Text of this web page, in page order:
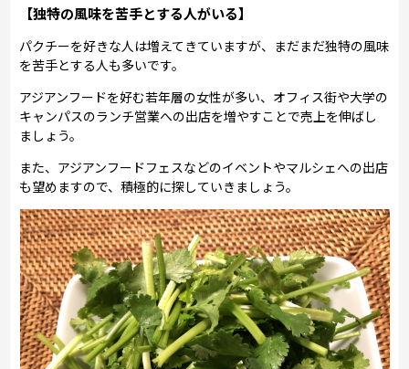
【独特の風味を苦手とする人がいる】
パクチーを好きな人は増えてきていますが、まだまだ独特の風味
を苦手とする人も多いです。
アジアンフードを好む若年層の女性が多い、オフィス街や大学の
キャンパスのランチ営業への出店を増やすことで売上を伸ばし
ましょう。
また、アジアンフードフェスなどのイベントやマルシェへの出店
も望めますので、積極的に探していきましょう。